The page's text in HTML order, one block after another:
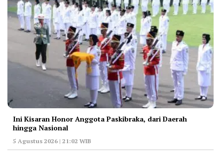
Ini Kisaran Honor Anggota Paskibraka, dari Daerah
hingga Nasional
5 Agustus 2026 | 21:02 WIB